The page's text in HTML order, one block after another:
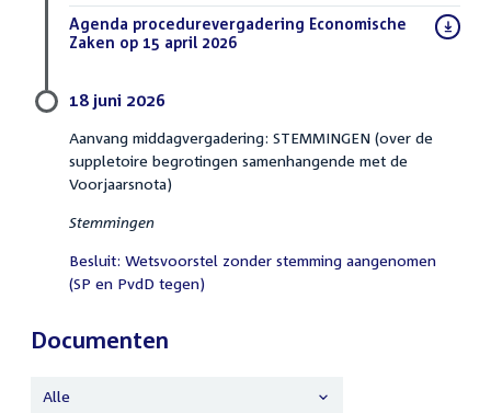
Download
bestand:
Agenda procedurevergadering Economische
Zaken op 15 april 2026
18 juni 2026
Aanvang middagvergadering: STEMMINGEN (over de
suppletoire begrotingen samenhangende met de
Voorjaarsnota)
Stemmingen
Besluit: Wetsvoorstel zonder stemming aangenomen
(SP en PvdD tegen)
Documenten
Alle